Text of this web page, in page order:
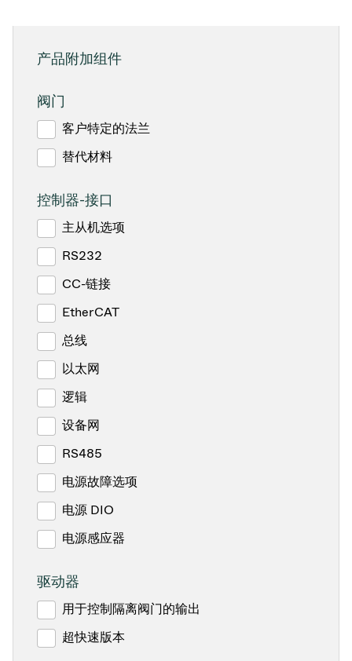
产品附加组件
阀门
客户特定的法兰
替代材料
控制器-接口
主从机选项
RS232
CC-链接
EtherCAT
总线
以太网
逻辑
设备网
RS485
电源故障选项
电源 DIO
电源感应器
驱动器
用于控制隔离阀门的输出
超快速版本